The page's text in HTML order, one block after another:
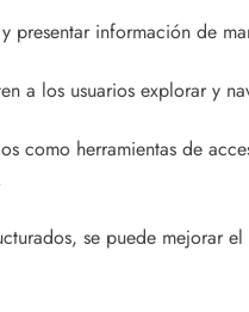
presentar información de
a los usuarios explorar y
como herramientas de
se puede mejorar